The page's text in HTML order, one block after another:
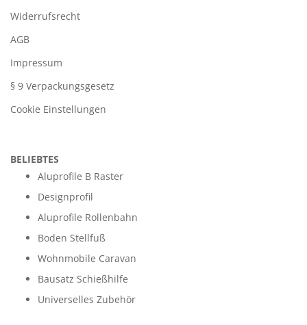
Widerrufsrecht
AGB
Impressum
§ 9 Verpackungsgesetz
Cookie Einstellungen
BELIEBTES
Aluprofile B Raster
Designprofil
Aluprofile Rollenbahn
Boden Stellfuß
Wohnmobile Caravan
Bausatz Schießhilfe
Universelles Zubehör